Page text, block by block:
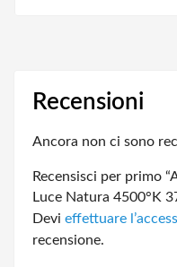
Recensioni
Ancora non ci sono
Recensisci per primo
Luce Natura 4500°K
Devi effettuare
recensione.